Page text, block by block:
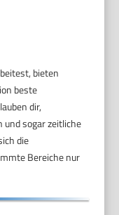
bieten
beste
dir,
und sogar zeitliche
die
Bereiche nur